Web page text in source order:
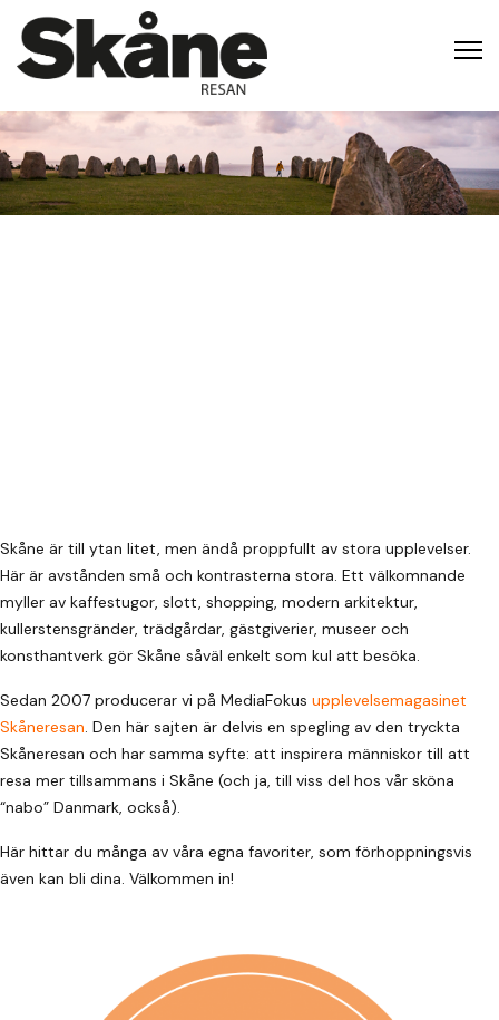
Skåne är till ytan litet, men ändå proppfullt av stora upplevelser.
Här är avstånden små och kontrasterna stora. Ett välkomnande
myller av kaffestugor, slott, shopping, modern arkitektur,
kullerstensgränder, trädgårdar, gästgiverier, museer och
konsthantverk gör Skåne såväl enkelt som kul att besöka.
Sedan 2007 producerar vi på MediaFokus upplevelsemagasinet
Skåneresan. Den här sajten är delvis en spegling av den tryckta
Skåneresan och har samma syfte: att inspirera människor till att
resa mer tillsammans i Skåne (och ja, till viss del hos vår sköna
“nabo” Danmark, också).
Här hittar du många av våra egna favoriter, som förhoppningsvis
även kan bli dina. Välkommen in!